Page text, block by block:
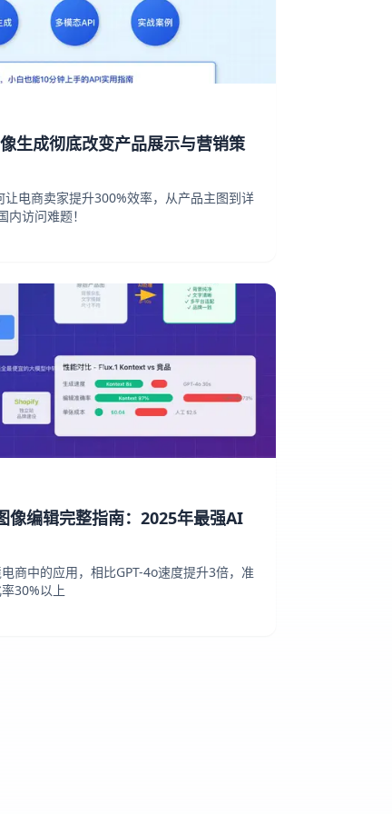
生成彻底改变产品展示与营销策
让电商卖家提升300%效率，从产品主图到详
访问难题！
编辑完整指南：2025年最强AI
商中的应用，相比GPT-4o速度提升3倍，准
30%以上